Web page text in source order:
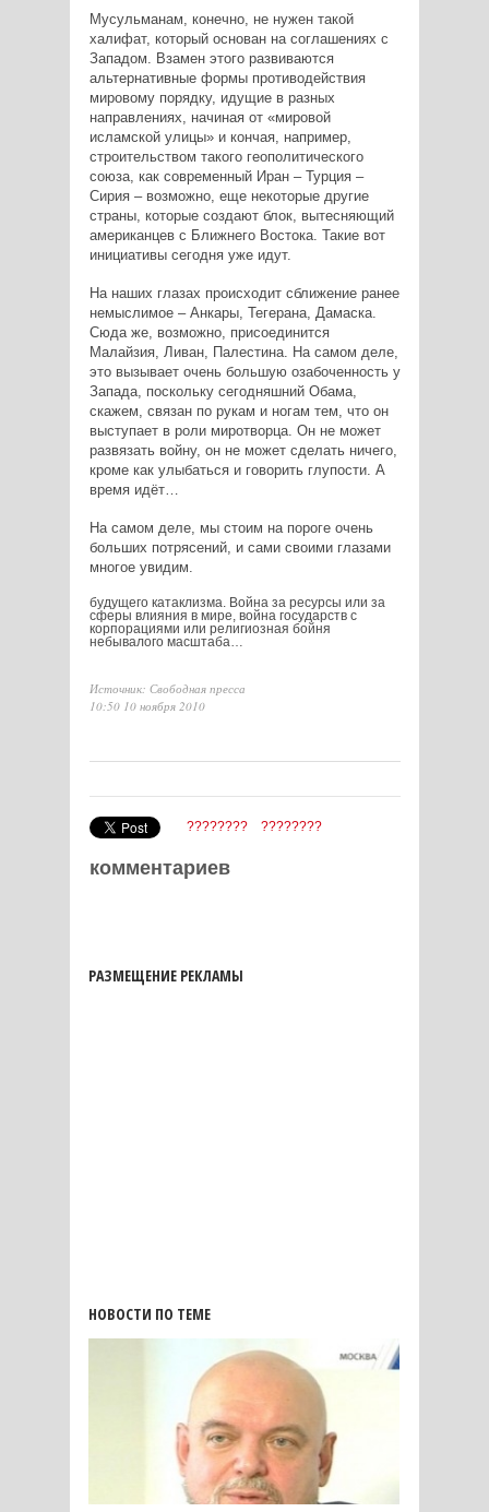
Мусульманам, конечно, не нужен такой
халифат, который основан на соглашениях с
Западом. Взамен этого развиваются
альтернативные формы противодействия
мировому порядку, идущие в разных
направлениях, начиная от «мировой
исламской улицы» и кончая, например,
строительством такого геополитического
союза, как современный Иран – Турция –
Сирия – возможно, еще некоторые другие
страны, которые создают блок, вытесняющий
американцев с Ближнего Востока. Такие вот
инициативы сегодня уже идут.
На наших глазах происходит сближение ранее
немыслимое – Анкары, Тегерана, Дамаска.
Сюда же, возможно, присоединится
Малайзия, Ливан, Палестина. На самом деле,
это вызывает очень большую озабоченность у
Запада, поскольку сегодняшний Обама,
скажем, связан по рукам и ногам тем, что он
выступает в роли миротворца. Он не может
развязать войну, он не может сделать ничего,
кроме как улыбаться и говорить глупости. А
время идёт…
На самом деле, мы стоим на пороге очень
больших потрясений, и сами своими глазами
многое увидим.
будущего катаклизма. Война за ресурсы или за
сферы влияния в мире, война государств с
корпорациями или религиозная бойня
небывалого масштаба…
Источник: Свободная пресса
10:50 10 ноября 2010
???????? ????????
комментариев
РАЗМЕЩЕНИЕ РЕКЛАМЫ
НОВОСТИ ПО ТЕМЕ